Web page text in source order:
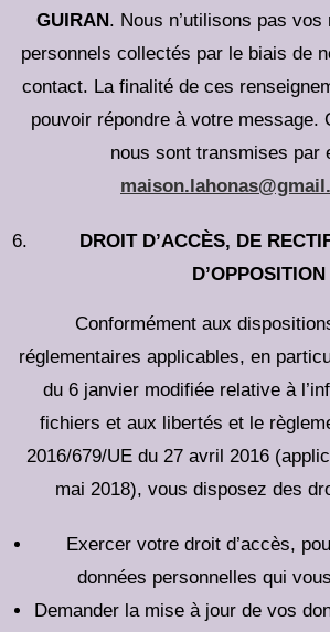
GUIRAN . Nous n’utilisons pas vos
personnels collectés par le biais de
contact. La finalité de ces
pouvoir répondre à votre message.
nous sont transmises par
DROIT D’ACCÈS, DE
D’OPPOSITION
Conformément aux
réglementaires applicables, en
du 6 janvier modifiée relative à
fichiers et aux libertés et le
2016/679/UE du 27 avril 2016
mai 2018), vous disposez des
Exercer votre droit d’accès,
données personnelles qui
Demander la mise à jour de vos